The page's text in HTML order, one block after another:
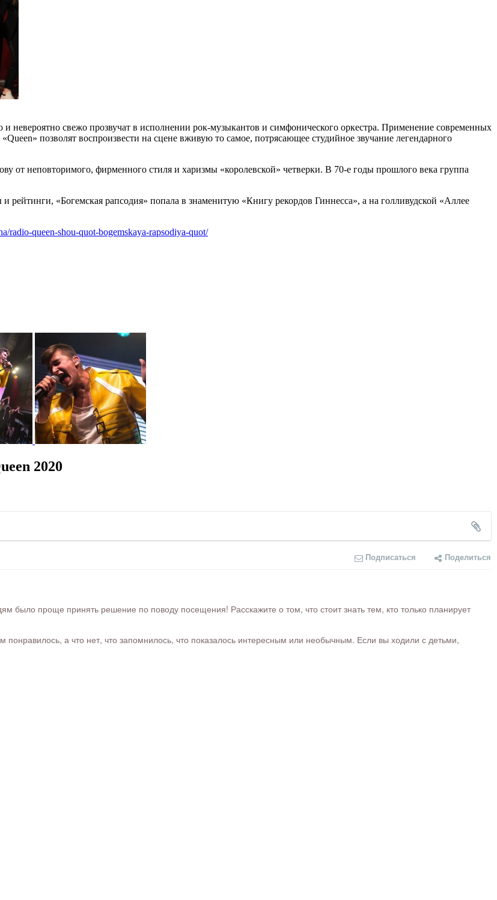
свежо прозвучат в исполнении рок-музыкантов и симфонического оркестра. Применение современных
позволят воспроизвести на сцене вживую то самое, потрясающее студийное звучание легендарного
от неповторимого, фирменного стиля и харизмы «королевской» четверки. В 70-е годы прошлого века группа
«Богемская рапсодия» попала в знаменитую «Книгу рекордов Гиннесса», а на голливудской «Аллее
radio-queen-shou-quot-bogemskaya-rapsodiya-quot/
2020
Подписаться Поделиться
было проще принять решение по поводу посещения! Расскажите о том, что стоит знать тем, кто только планирует
а что нет, что запомнилось, что показалось интересным или необычным. Если вы ходили с детьми,